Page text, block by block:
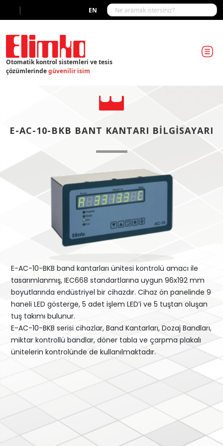
EN
|
Otomatik kontrol sistemleri ve tesis
çözümlerindegüvenilir isim
E-AC-10-BKB BANT KANTARI BILGISAYARI
E-AC-10-BKB band kantarları ünitesi kontrolü amacı ile
tasarımlanmış, IEC668 standartlarına uygun 96x192 mm
boyutlarında endüstriyel bir cihazdır. Cihaz ön panelinde 9
haneli LED gösterge, 5 adet işlem LED’i ve 5 tuştan oluşan
tuş takımı bulunur.
E-AC-10-BKB serisi cihazlar, Band Kantarları, Dozaj Bandları,
miktar kontrollü bandlar, döner tabla ve çarpma plakalı
ünitelerin kontrolünde de kullanılmaktadır.